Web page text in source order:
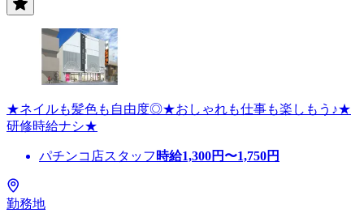
★ネイルも髪色も自由度◎★おしゃれも仕事も楽しもう♪★
研修時給ナシ★
パチンコ店スタッフ 時給1,300円〜1,750円
勤務地